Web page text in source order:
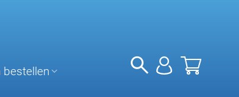
bestellen